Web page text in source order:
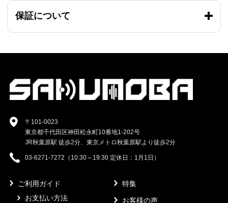
保証について
〒101-0023
東京都千代田区神田松永町10番地1-202号
JR秋葉原駅 徒歩2分、東京メトロ秋葉原駅より徒歩2分
03-6271-7272（10:30～19:30 定休日：1月1日）
ご利用ガイド
お支払い方法
特集
お客様の声